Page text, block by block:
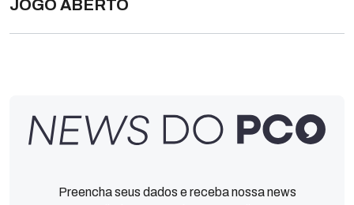
JOGO ABERTO
Preencha seus dados e receba nossa news